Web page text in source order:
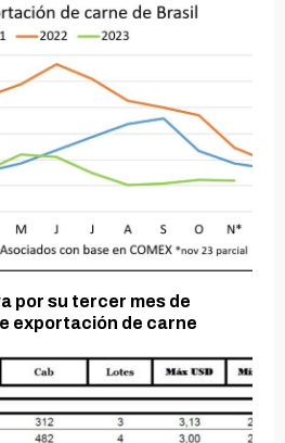
por su tercer mes de
exportación de carne